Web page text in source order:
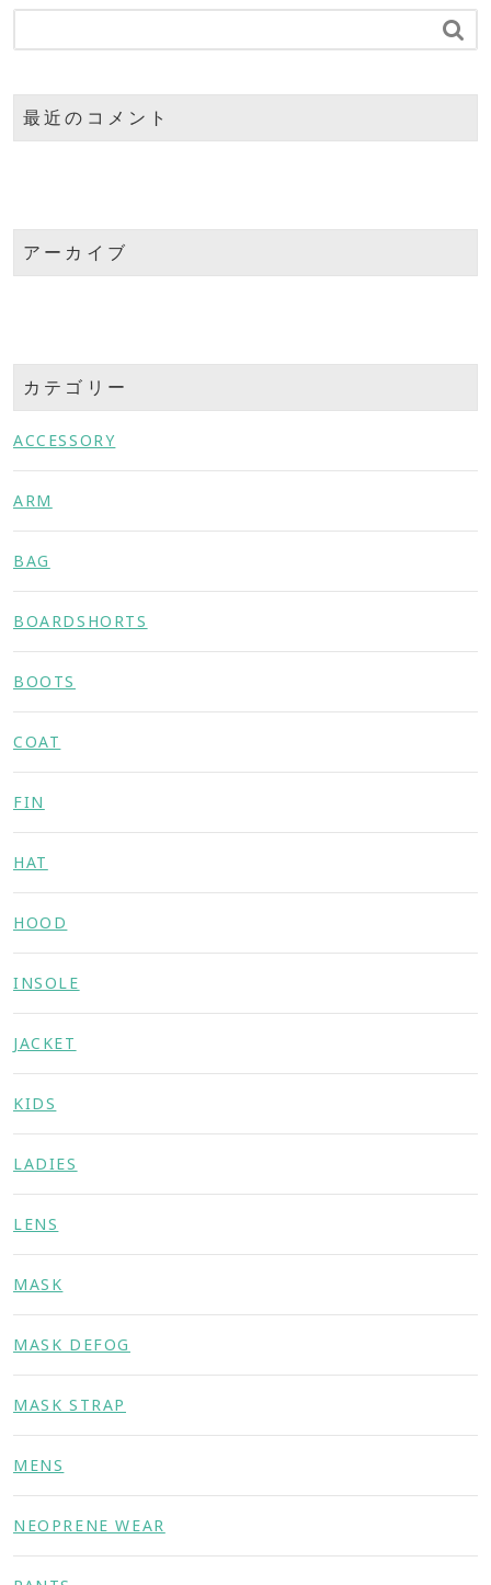

最近のコメント
アーカイブ
カテゴリー
ACCESSORY
ARM
BAG
BOARDSHORTS
BOOTS
COAT
FIN
HAT
HOOD
INSOLE
JACKET
KIDS
LADIES
LENS
MASK
MASK DEFOG
MASK STRAP
MENS
NEOPRENE WEAR